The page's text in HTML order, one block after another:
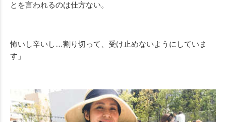
とを言われるのは仕方ない。
怖いし辛いし…割り切って、受け止めないようにしていま
す」